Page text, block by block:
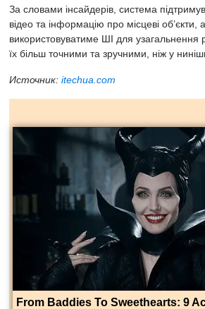
За словами інсайдерів, система
відео та інформацію про місцеві об’єкти,
використовуватиме ШІ для узагальнення
їх більш точними та зручними, ніж у
Источник: itechua.com
From Baddies To Sweethearts: 9